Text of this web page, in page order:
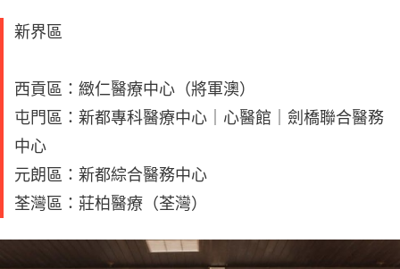
新界區
西貢區：緻仁醫療中心（將軍澳）
屯門區：新都專科醫療中心｜心醫館｜劍橋聯合醫務
中心
元朗區：新都綜合醫務中心
荃灣區：莊柏醫療（荃灣）